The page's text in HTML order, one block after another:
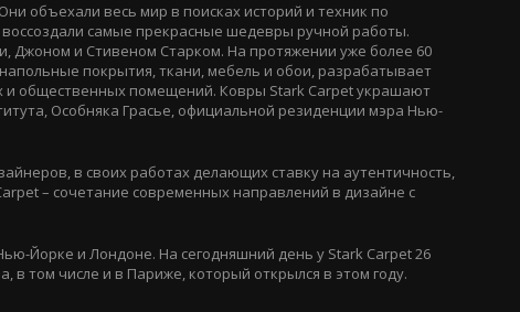
объехали весь мир в поисках историй и техник по
самые прекрасные шедевры ручной работы.
Джоном и Стивеном Старком. На протяжении уже более 60
покрытия, ткани, мебель и обои, разрабатывает
и общественных помещений. Ковры Stark Carpet украшают
Особняка Грасье, официальной резиденции мэра Нью-
в своих работах делающих ставку на аутентичность,
– сочетание современных направлений в дизайне с
Йорке и Лондоне. На сегодняшний день у Stark Carpet 26
в том числе и в Париже, который открылся в этом году.